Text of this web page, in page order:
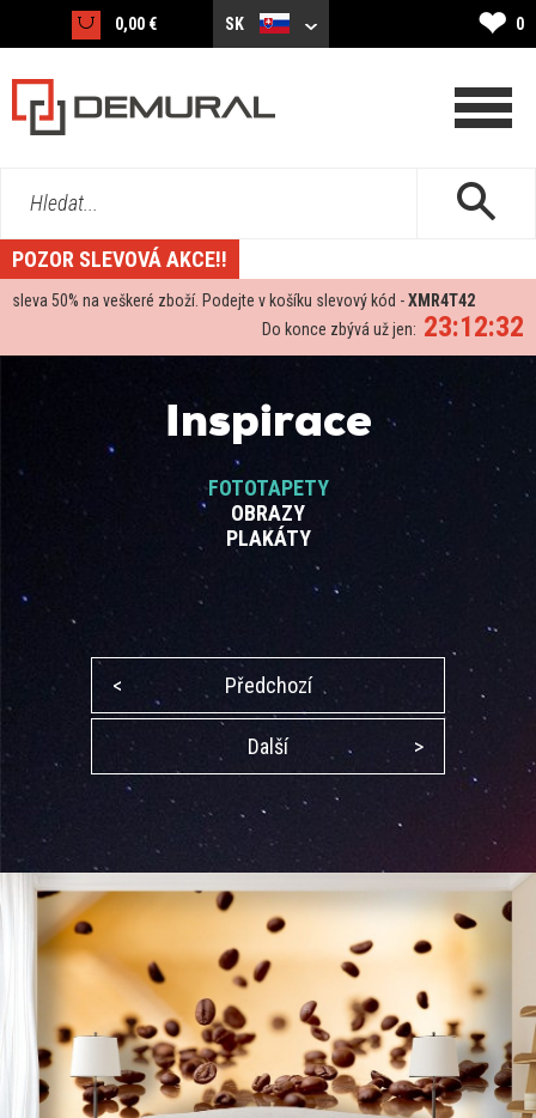
0,00 € SK ❤ 0
Hledat...
POZOR SLEVOVÁ AKCE!!
sleva 50% na veškeré zboží. Podejte v košíku slevový kód -XMR4T42
23:12:31
Do konce zbývá už jen:
Inspirace
FOTOTAPETY
OBRAZY
PLAKÁTY
< Předchozí
Další >